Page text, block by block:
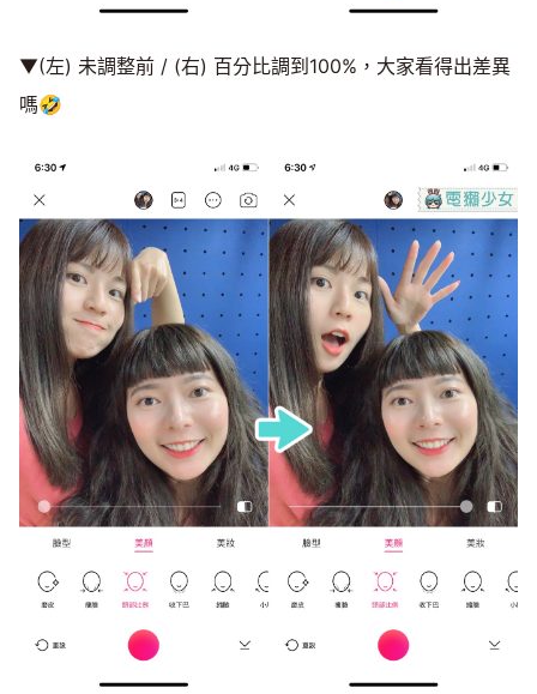
▼(左) 未調整前 / (右) 百分比調到100%，大家看得出差異
嗎🤣